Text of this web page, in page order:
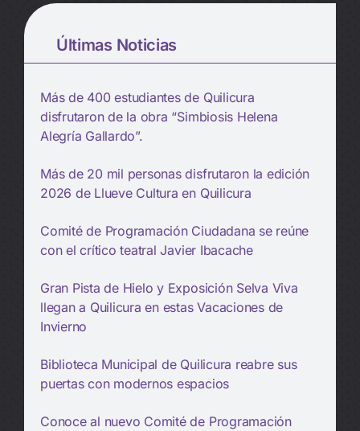
Últimas Noticias
Más de 400 estudiantes de Quilicura
disfrutaron de la obra “Simbiosis Helena
Alegría Gallardo”.
Más de 20 mil personas disfrutaron la edición
2026 de Llueve Cultura en Quilicura
Comité de Programación Ciudadana se reúne
con el crítico teatral Javier Ibacache
Gran Pista de Hielo y Exposición Selva Viva
llegan a Quilicura en estas Vacaciones de
Invierno
Biblioteca Municipal de Quilicura reabre sus
puertas con modernos espacios
Conoce al nuevo Comité de Programación